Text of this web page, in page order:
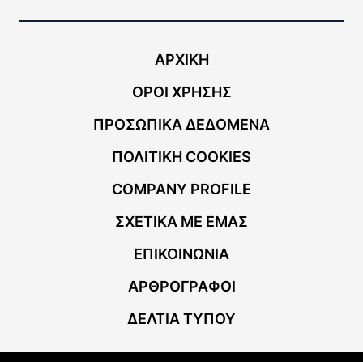
ΑΡΧΙΚΗ
ΟΡΟΙ ΧΡΗΣΗΣ
ΠΡΟΣΩΠΙΚΑ ΔΕΔΟΜΕΝΑ
ΠΟΛΙΤΙΚΗ COOKIES
COMPANY PROFILE
ΣΧΕΤΙΚΑ ΜΕ ΕΜΑΣ
ΕΠΙΚΟΙΝΩΝΙΑ
ΑΡΘΡΟΓΡΑΦΟΙ
ΔΕΛΤΙΑ ΤΥΠΟΥ